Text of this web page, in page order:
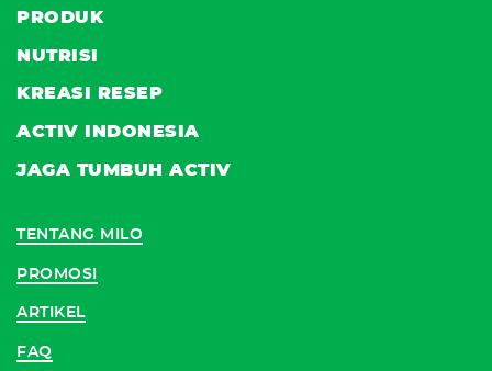
PRODUK
NUTRISI
KREASI RESEP
ACTIV INDONESIA
JAGA TUMBUH ACTIV
TENTANG MILO
PROMOSI
ARTIKEL
FAQ